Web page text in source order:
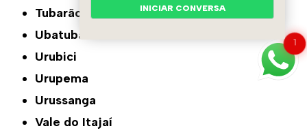
Tubarão
Ubatuba
Urubici
Urupema
Urussanga
Vale do Itajaí
1
INICIAR CONVERSA